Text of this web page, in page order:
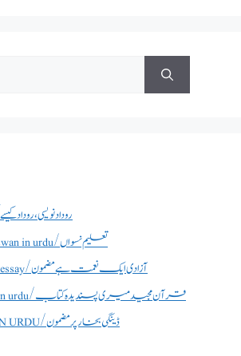
روداد نویسی ،روداد
essay on taleem e niswan in urdu/تعلیم نسواں
azadi aik Naimat hai essay/آزادی ایک نعمت ہے مضمون
quran majeed essay in urdu/قرآن مجید میری پسندیدہ کتاب
DENGUE ESSAY IN URDU/ڈینگی بخار پر مضمون